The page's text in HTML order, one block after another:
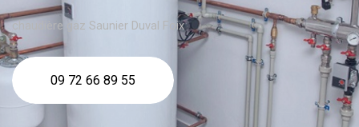
chaudière gaz Saunier Duval Foix
09 72 66 89 55